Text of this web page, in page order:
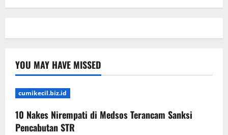
YOU MAY HAVE MISSED
cumikecil.biz.id
10 Nakes Nirempati di Medsos Terancam Sanksi
Pencabutan STR